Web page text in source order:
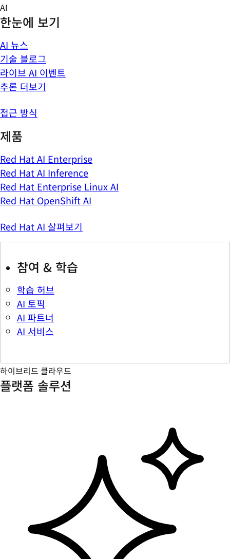
Skip
to
content
AI
한눈에 보기
AI 뉴스
기술 블로그
라이브 AI 이벤트
추론 더보기
접근 방식
제품
Red Hat AI Enterprise
Red Hat AI Inference
Red Hat Enterprise Linux AI
Red Hat OpenShift AI
Red Hat AI 살펴보기
참여 & 학습
학습 허브
AI 토픽
AI 파트너
AI 서비스
하이브리드 클라우드
플랫폼 솔루션